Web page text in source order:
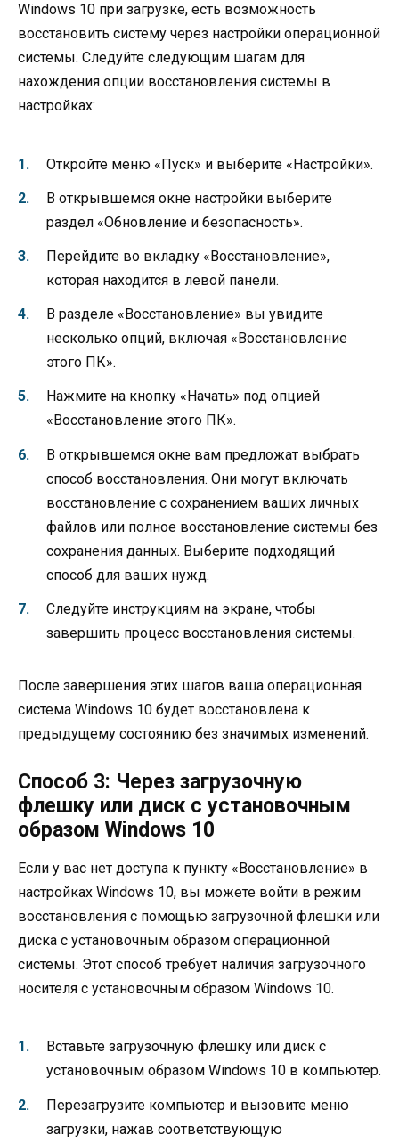
Windows 10 при загрузке, есть возможность
восстановить систему через настройки операционной
системы. Следуйте следующим шагам для
нахождения опции восстановления системы в
настройках:
Откройте меню «Пуск» и выберите «Настройки».
В открывшемся окне настройки выберите
раздел «Обновление и безопасность».
Перейдите во вкладку «Восстановление»,
которая находится в левой панели.
В разделе «Восстановление» вы увидите
несколько опций, включая «Восстановление
этого ПК».
Нажмите на кнопку «Начать» под опцией
«Восстановление этого ПК».
В открывшемся окне вам предложат выбрать
способ восстановления. Они могут включать
восстановление с сохранением ваших личных
файлов или полное восстановление системы без
сохранения данных. Выберите подходящий
способ для ваших нужд.
Следуйте инструкциям на экране, чтобы
завершить процесс восстановления системы.
После завершения этих шагов ваша операционная
система Windows 10 будет восстановлена к
предыдущему состоянию без значимых изменений.
Способ 3: Через загрузочную
флешку или диск с установочным
образом Windows 10
Если у вас нет доступа к пункту «Восстановление» в
настройках Windows 10, вы можете войти в режим
восстановления с помощью загрузочной флешки или
диска с установочным образом операционной
системы. Этот способ требует наличия загрузочного
носителя с установочным образом Windows 10.
Вставьте загрузочную флешку или диск с
установочным образом Windows 10 в компьютер.
Перезагрузите компьютер и вызовите меню
загрузки, нажав соответствующую